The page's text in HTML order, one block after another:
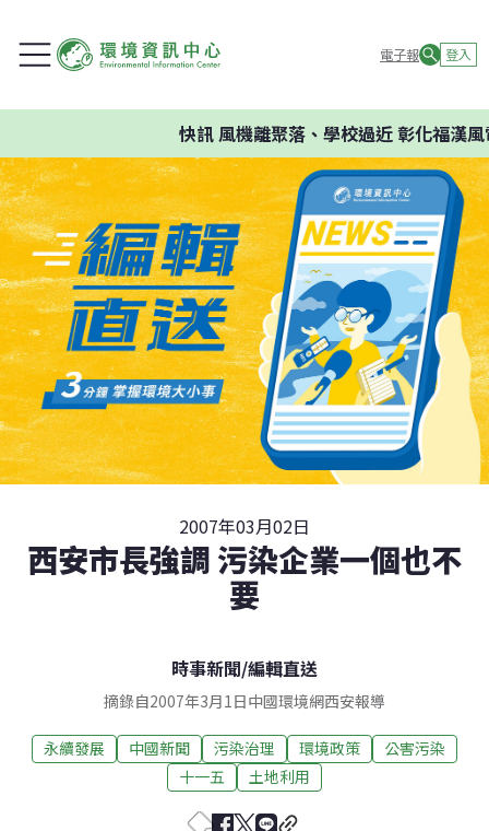
電子報 登入
快訊風機離聚落、學校過近 彰化福漢風
2007年03月02日
西安市長強調 污染企業一個也不
要
時事新聞/編輯直送
摘錄自2007年3月1日中國環境網西安報導
永續發展 中國新聞 污染治理 環境政策
公害污染
十一五
土地利用